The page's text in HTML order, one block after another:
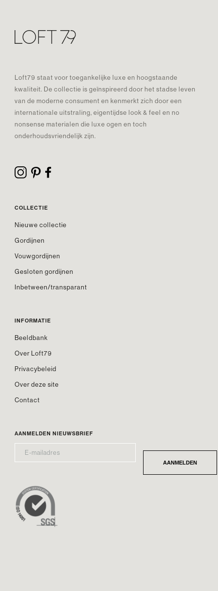
Loft79 staat voor toegankelijke luxe en hoogstaande
kwaliteit. De collectie is geïnspireerd door het stadse leven
van de moderne consument en kenmerkt zich door een
internationale uitstraling, eigentijdse look & feel en no
nonsense materialen die luxe ogen en toch
onderhoudsvriendelijk zijn.
COLLECTIE
Nieuwe collectie
Gordijnen
Vouwgordijnen
Gesloten gordijnen
Inbetween/transparant
INFORMATIE
Beeldbank
Over Loft79
Privacybeleid
Over deze site
Contact
AANMELDEN NIEUWSBRIEF
MAILADRES* AANMELDEN